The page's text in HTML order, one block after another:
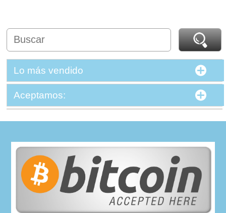
Lo más vendido
Aceptamos: